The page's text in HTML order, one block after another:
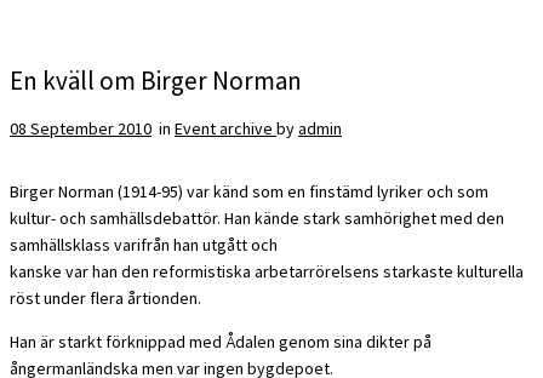
En kväll om Birger Norman
08 September 2010 in Event archive byadmin
Birger Norman (1914-95) var känd som en finstämd lyriker och som
kultur- och samhällsdebattör. Han kände stark samhörighet med den
samhällsklass varifrån han utgått och
kanske var han den reformistiska arbetarrörelsens starkaste kulturella
röst under flera årtionden.
Han är starkt förknippad med Ådalen genom sina dikter på
ångermanländska men var ingen bygdepoet.